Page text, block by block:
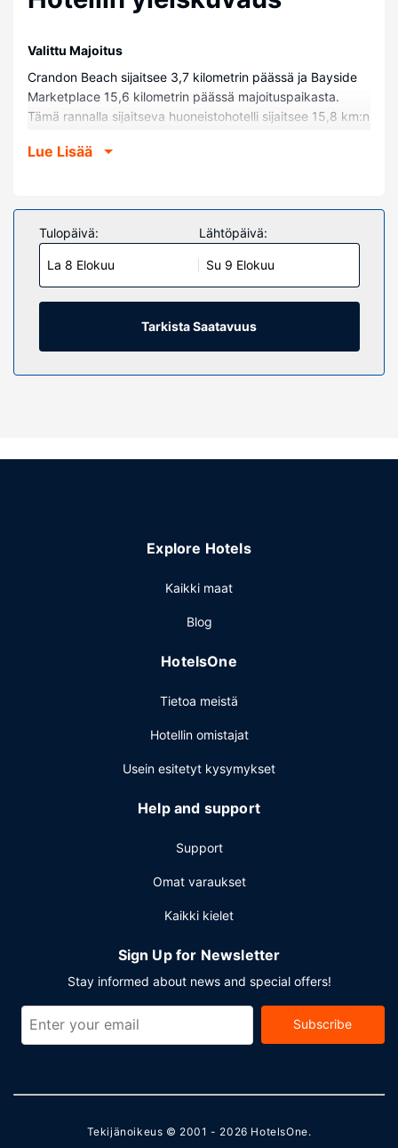
Valittu Majoitus
Crandon Beach sijaitsee 3,7 kilometrin päässä ja Bayside
Marketplace 15,6 kilometrin päässä majoituspaikasta.
Tämä rannalla sijaitseva huoneistohotelli sijaitsee 15,8 km:n
kohteesta Port of Miami.
Tässä majoituspaikassa on 31 viihtyisää ja ilmastoitua
huonetta. Huoneiden varusteluun kuuluu muun muassa
keittiö, jossa on täysikokoinen jääkaappipakastin ja uuni.
Jokaisessa huoneessa on parveke tai terassi.
Mukavuuksiin kuuluu 32-tuumainen taulutelevisio ja
kaapelikanavat. Käytössäsi on myös ilmainen langaton
internetyhteys. Varusteluun kuuluu tallelokero, työpöytä ja
puhelin (ilmaiset paikallispuhelut).
Kiinteistön miellyttävyys
Lue Lisää
Tulopäivä:
La 8 Elokuu
Lähtöpäivä:
Su 9 Elokuu
Tarkista Saatavuus
Explore Hotels
Kaikki maat
Blog
HotelsOne
Tietoa meistä
Hotellin omistajat
Usein esitetyt kysymykset
Help and support
Support
Omat varaukset
Kaikki kielet
Sign Up for Newsletter
Stay informed about news and special offers!
Subscribe
Tekijänoikeus © 2001 - 2026 HotelsOne.